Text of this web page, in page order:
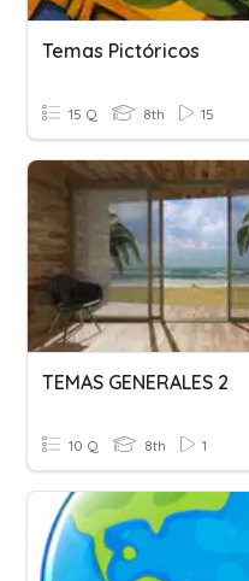
Temas Pictóricos
15 Q 8th 15
TEMAS GENERALES 2
10 Q 8th 1